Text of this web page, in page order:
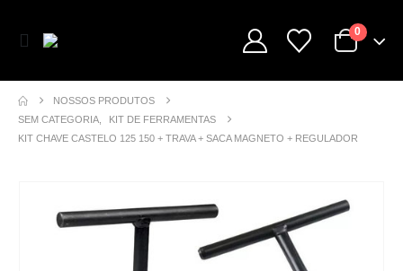
0
NOSSOS PRODUTOS
SEM CATEGORIA
KIT DE FERRAMENTAS
KIT CHAVE CASTELO 125 150 + TRAVA + SACA MAGNETO + REGULADOR